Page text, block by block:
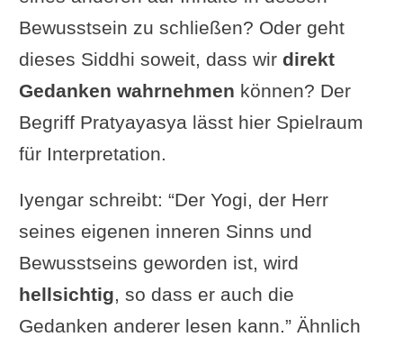
Bewusstsein zu schließen? Oder geht
dieses Siddhi soweit, dass wir direkt
Gedanken wahrnehmen können? Der
Begriff Pratyayasya lässt hier Spielraum
für Interpretation.
Iyengar schreibt: “Der Yogi, der Herr
seines eigenen inneren Sinns und
Bewusstseins geworden ist, wird
hellsichtig, so dass er auch die
Gedanken anderer lesen kann.” Ähnlich